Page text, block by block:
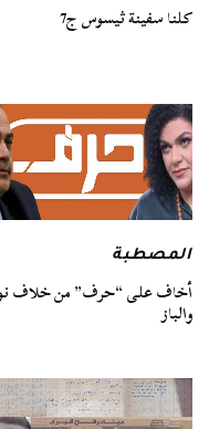
كلنا سفينة ثيسوس ج7
المصطبة
أخاف على “حرف” من خلاف
والباز